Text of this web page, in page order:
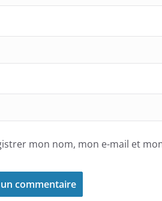
mon nom, mon e-mail et